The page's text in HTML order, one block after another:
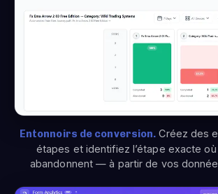
Entonnoirs de conversion. Créez des
étapes et identifiez l’étape exacte
abandonnent — à partir de vos